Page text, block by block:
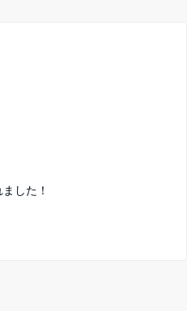
した！